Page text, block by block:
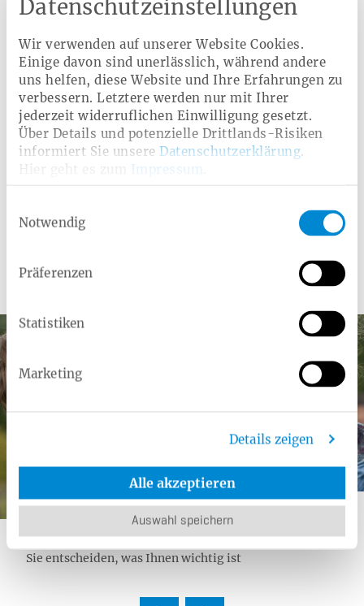
Datenschutzeinstellungen
Wir verwenden auf unserer Website Cookies.
Einige davon sind unerlässlich, während andere
uns helfen, diese Website und Ihre Erfahrungen zu
verbessern. Letztere werden nur mit Ihrer
jederzeit widerruflichen Einwilligung gesetzt.
Über Details und potenzielle Drittlands-Risiken
informiert Sie unsere Datenschutzerklärung.
Impressum
Notwendig
Präferenzen
Statistiken
Marketing
Details zeigen
Alle akzeptieren
Auswahl speichern
dem Laufenden. Jetzt kostenlos
verpassen!
IHRE E-MAIL-ADRESSE
Kategorie:
Zusatzleistung
Gesundheitskonto
Sie entscheiden, was Ihnen wichtig ist